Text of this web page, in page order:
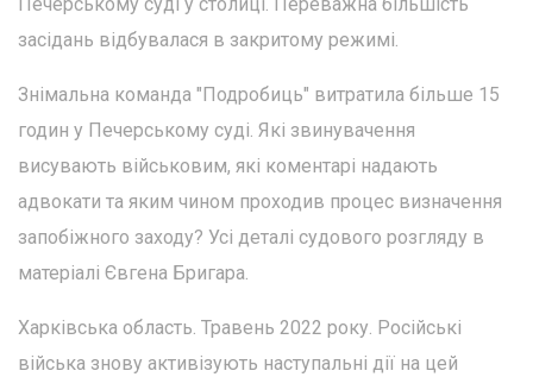
Печерському суді у столиці. Переважна більшість
засідань відбувалася в закритому режимі.
Знімальна команда "Подробиць" витратила більше 15
годин у Печерському суді. Які звинувачення
висувають військовим, які коментарі надають
адвокати та яким чином проходив процес визначення
запобіжного заходу? Усі деталі судового розгляду в
матеріалі Євгена Бригара.
Харківська область. Травень 2022 року. Російські
війська знову активізують наступальні дії на цей